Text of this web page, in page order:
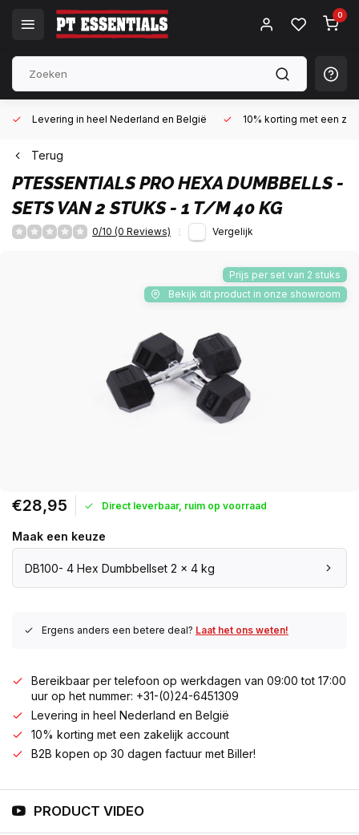
0
Levering in heel Nederland en België 10% korting met een
Terug
PTESSENTIALSPRO HEXA DUMBBELLS -
SETS VAN 2 STUKS - 1 T/M 40 KG
0/10 (0 Reviews) Vergelijk
Prijs per set van 2 stuks
Bekijk dit product in onze showroom
€28,95 Direct leverbaar, ruim op voorraad
Maak een keuze
DB100- 4 Hex Dumbbellset 2 x 4 kg
Ergens anders een betere deal? Laat het ons weten!
Bereikbaar per telefoon op werkdagen van 09:00 tot 17:00
uur op het nummer: +31-(0)24-6451309
Levering in heel Nederland en België
10% korting met een zakelijk account
B2B kopen op 30 dagen factuur met Biller!
PRODUCT VIDEO